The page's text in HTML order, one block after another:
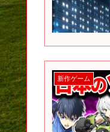
新作ゲーム